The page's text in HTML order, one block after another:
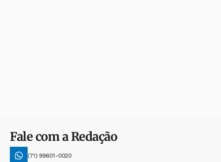
Fale com a Redação
(71) 99601-0020